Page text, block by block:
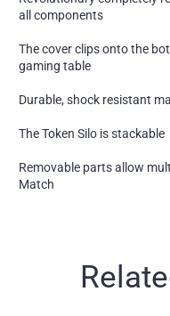
all components
The cover clips onto the
gaming table
Durable, shock resistant
The Token Silo is stackable
Removable parts allow
Match